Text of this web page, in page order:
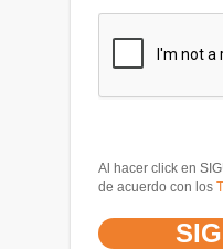
Al hacer click en
de acuerdo con los